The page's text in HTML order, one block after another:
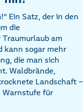
Ein Satz, der in den
die
am
kann sogar mehr
die man sich
Waldbrände,
Landschaft –
Warnstufe für